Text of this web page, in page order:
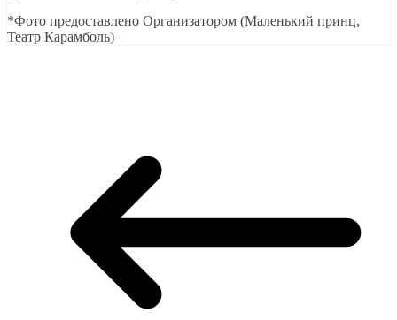
*Фото предоставлено Организатором (Маленький принц,
Театр Карамболь)